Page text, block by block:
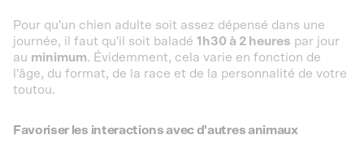
Pour qu'un chien adulte soit assez dépensé dans une
journée, il faut qu'il soit baladé 1h30 à 2 heures par jour
au minimum. Évidemment, cela varie en fonction de
l'âge, du format, de la race et de la personnalité de votre
toutou.
Favoriser les interactions avec d'autres animaux